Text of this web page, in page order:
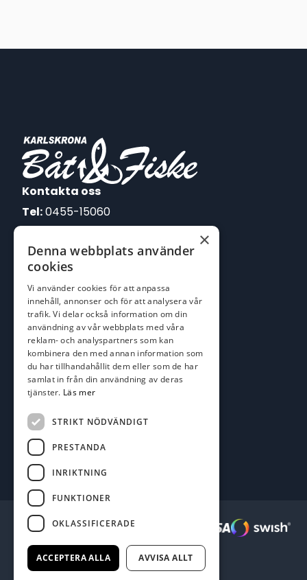
Kontakta oss
Tel:0455-15060
E-post:
johan@batofiske.se
kim@batofiske.se
Adress
Karlskrona Båt & Fiske AB
Lallerstedts gata 4
371 54 Karlskrona
Följ oss
Facebook
Säkra betalningar :
×
Denna webbplats använder
cookies
Vi använder cookies för att anpassa
innehåll, annonser och för att analysera vår
trafik. Vi delar också information om din
användning av vår webbplats med våra
reklam- och analyspartners som kan
kombinera den med annan information som
du har tillhandahållit dem eller som de har
samlat in från din användning av deras
tjänster. Läs mer
STRIKT NÖDVÄNDIGT
PRESTANDA
INRIKTNING
FUNKTIONER
OKLASSIFICERADE
ACCEPTERA ALLA AVVISA ALLT